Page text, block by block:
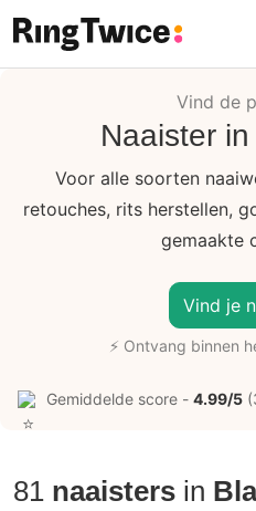
Ring Twice
Vind de
Naaister
Voor alle soorten
retouches, rits herstellen,
gemaakte
Vind je
⚡ Ontvang binnen
Gemiddelde score - 4.99/5
81 naaisters in